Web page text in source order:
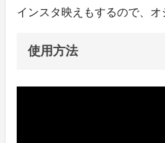
インスタ映えもするので、オ
使用方法